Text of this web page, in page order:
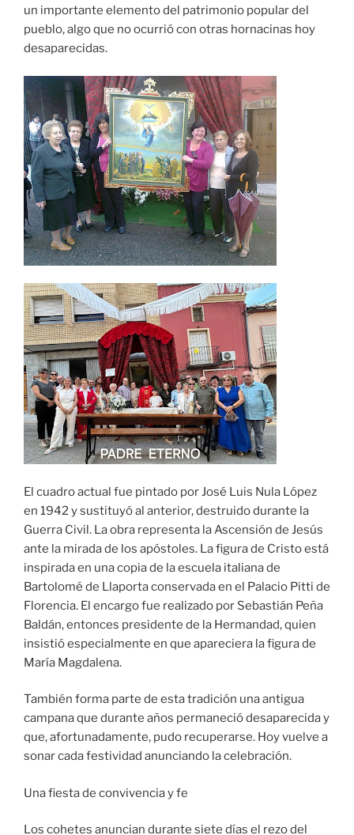
un importante elemento del patrimonio popular del
pueblo, algo que no ocurrió con otras hornacinas hoy
desaparecidas.
El cuadro actual fue pintado por José Luis Nula López
en 1942 y sustituyó al anterior, destruido durante la
Guerra Civil. La obra representa la Ascensión de Jesús
ante la mirada de los apóstoles. La figura de Cristo está
inspirada en una copia de la escuela italiana de
Bartolomé de Llaporta conservada en el Palacio Pitti de
Florencia. El encargo fue realizado por Sebastián Peña
Baldán, entonces presidente de la Hermandad, quien
insistió especialmente en que apareciera la figura de
María Magdalena.
También forma parte de esta tradición una antigua
campana que durante años permaneció desaparecida y
que, afortunadamente, pudo recuperarse. Hoy vuelve a
sonar cada festividad anunciando la celebración.
Una fiesta de convivencia y fe
Los cohetes anuncian durante siete días el rezo del